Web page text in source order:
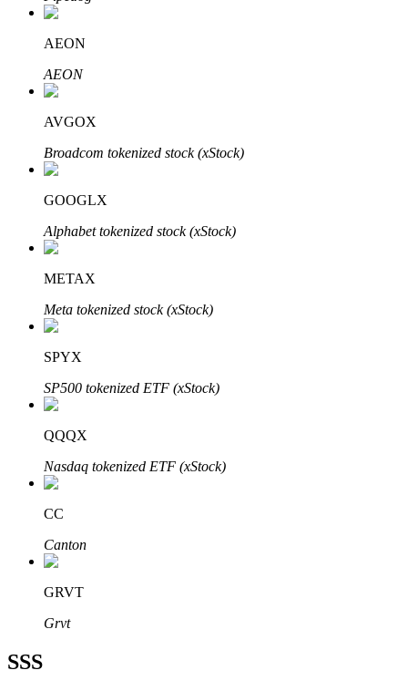
Otomatik Yatırım
Uzun vadeli kâr ve esnek çıkarlar elde edin
Pasif gelir kazanma hakkında bilgi edinin
Bitrue
Bitrue Ortakları
AEON
AEON
AVGOX
Broadcom tokenized stock (xStock)
GOOGLX
Alphabet tokenized stock (xStock)
METAX
Meta tokenized stock (xStock)
SPYX
SP500 tokenized ETF (xStock)
QQQX
Nasdaq tokenized ETF (xStock)
CC
Canton
GRVT
Grvt
SSS